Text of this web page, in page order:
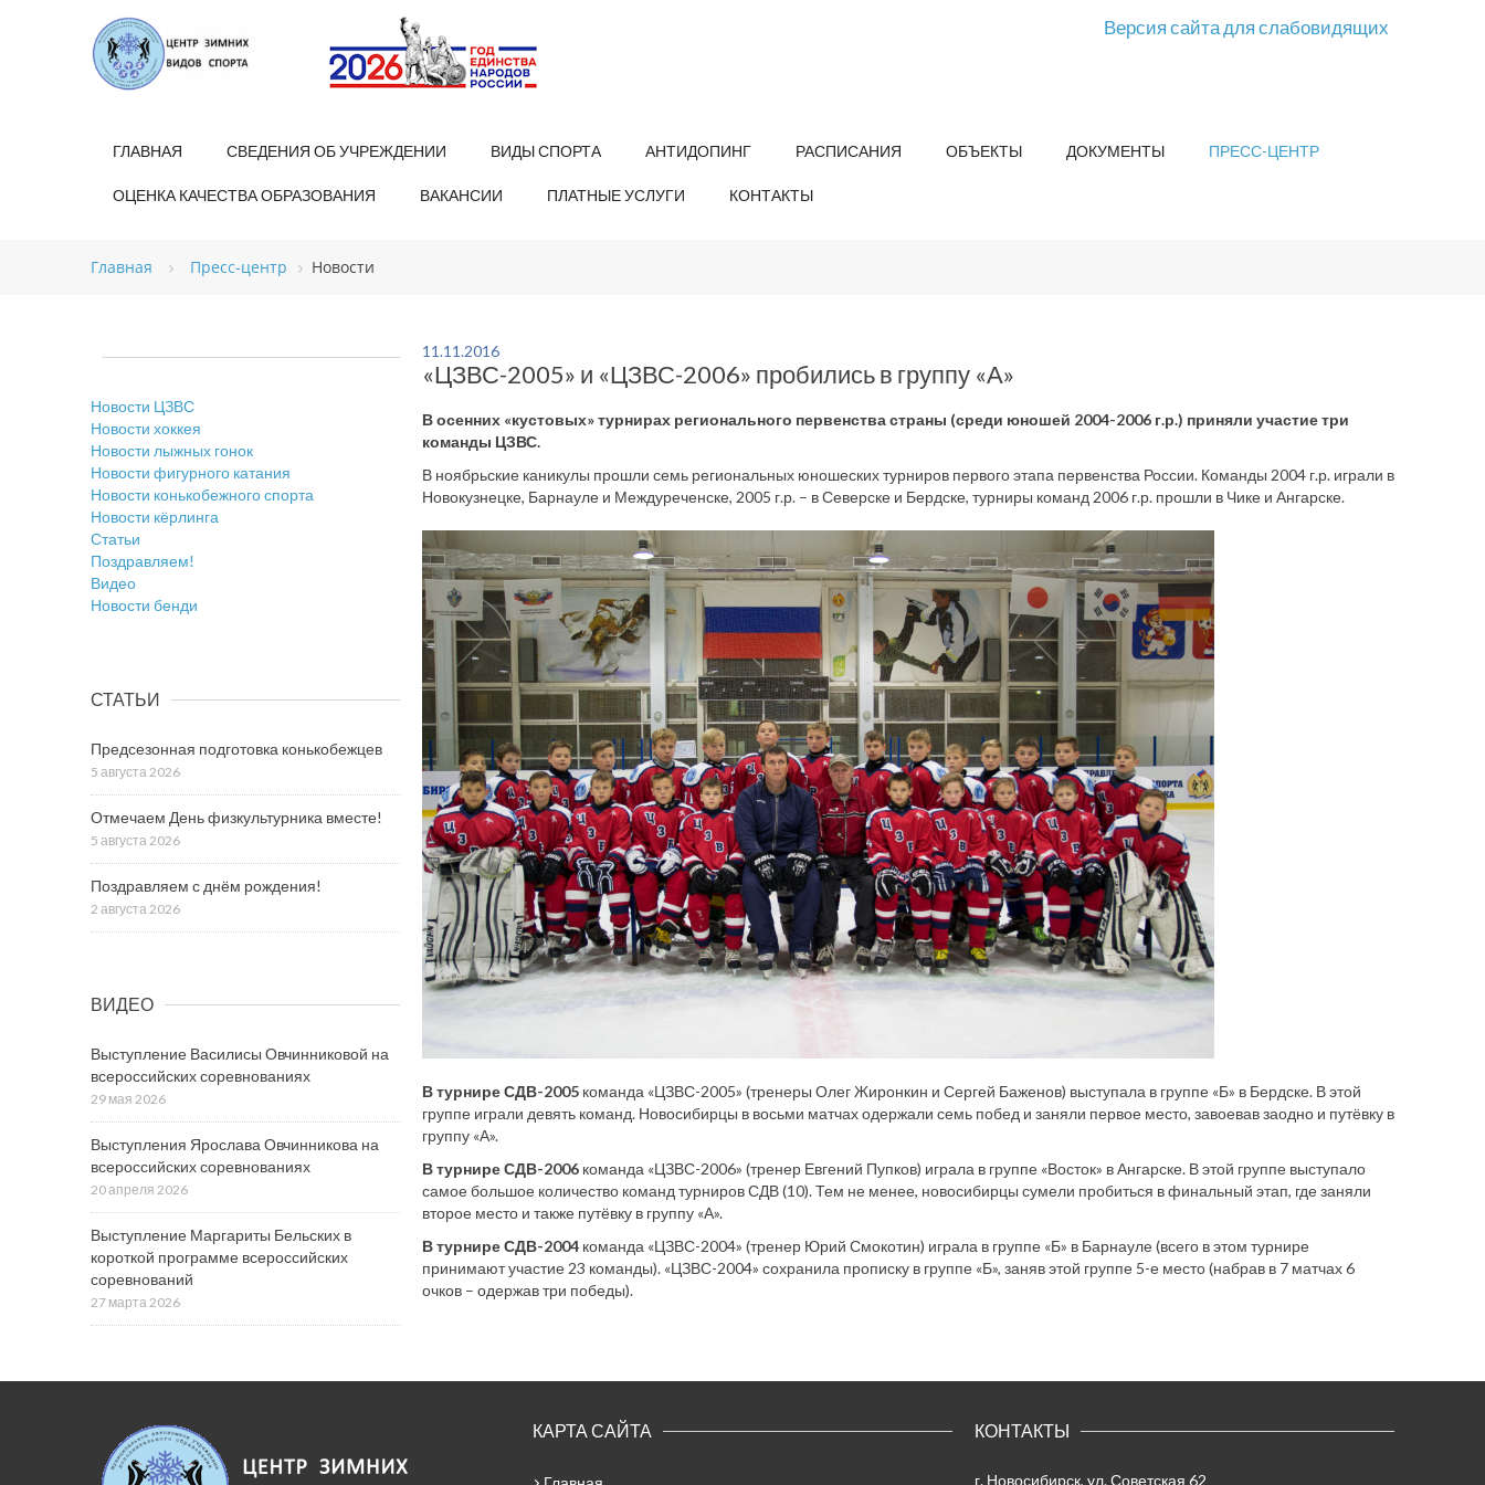
Версия сайта для слабовидящих
ГЛАВНАЯ СВЕДЕНИЯ ОБ УЧРЕЖДЕНИИ ВИДЫ СПОРТА АНТИДОПИНГ РАСПИСАНИЯ ОБЪЕКТЫ ДОКУМЕНТЫ ПРЕСС-ЦЕНТР
ОЦЕНКА КАЧЕСТВА ОБРАЗОВАНИЯ ВАКАНСИИ ПЛАТНЫЕ УСЛУГИ КОНТАКТЫ
Главная Пресс-центр Новости
11.11.2016
«ЦЗВС-2005» и «ЦЗВС-2006» пробились в группу «А»
В осенних «кустовых» турнирах регионального первенства страны (среди юношей 2004-2006 г.р.) приняли участие три
команды ЦЗВС.
В ноябрьские каникулы прошли семь региональных юношеских турниров первого этапа первенства России. Команды 2004 г.р. играли в
Новокузнецке, Барнауле и Междуреченске, 2005 г.р. – в Северске и Бердске, турниры команд 2006 г.р. прошли в Чике и Ангарске.
В турнире СДВ-2005 команда «ЦЗВС-2005» (тренеры Олег Жиронкин и Сергей Баженов) выступала в группе «Б» в Бердске. В этой
группе играли девять команд. Новосибирцы в восьми матчах одержали семь побед и заняли первое место, завоевав заодно и путёвку в
группу «А».
В турнире СДВ-2006 команда «ЦЗВС-2006» (тренер Евгений Пупков) играла в группе «Восток» в Ангарске. В этой группе выступало
самое большое количество команд турниров СДВ (10). Тем не менее, новосибирцы сумели пробиться в финальный этап, где заняли
второе место и также путёвку в группу «А».
В турнире СДВ-2004 команда «ЦЗВС-2004» (тренер Юрий Смокотин) играла в группе «Б» в Барнауле (всего в этом турнире
принимают участие 23 команды). «ЦЗВС-2004» сохранила прописку в группе «Б», заняв этой группе 5-е место (набрав в 7 матчах 6
очков – одержав три победы).
Новости ЦЗВС
Новости хоккея
Новости лыжных гонок
Новости фигурного катания
Новости конькобежного спорта
Новости кёрлинга
Статьи
Поздравляем!
Видео
Новости бенди
СТАТЬИ
Предсезонная подготовка конькобежцев
5 августа 2026
Отмечаем День физкультурника вместе!
5 августа 2026
Поздравляем с днём рождения!
2 августа 2026
ВИДЕО
Выступление Василисы Овчинниковой на
всероссийских соревнованиях
29 мая 2026
Выступления Ярослава Овчинникова на
всероссийских соревнованиях
20 апреля 2026
Выступление Маргариты Бельских в
короткой программе всероссийских
соревнований
27 марта 2026
КАРТА САЙТА КОНТАКТЫ
г. Новосибирск, ул. Советская 62